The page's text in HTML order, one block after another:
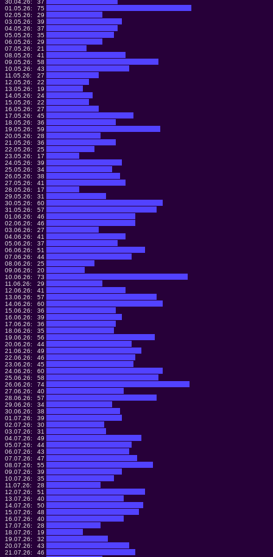
30.04.26:
37
01.05.26:
75
02.05.26:
29
03.05.26:
39
04.05.26:
37
05.05.26:
35
06.05.26:
29
07.05.26:
21
08.05.26:
41
09.05.26:
58
10.05.26:
43
11.05.26:
27
12.05.26:
22
13.05.26:
19
14.05.26:
24
15.05.26:
22
16.05.26:
27
17.05.26:
45
18.05.26:
36
19.05.26:
59
20.05.26:
28
21.05.26:
36
22.05.26:
25
23.05.26:
17
24.05.26:
39
25.05.26:
34
26.05.26:
38
27.05.26:
41
28.05.26:
17
29.05.26:
31
30.05.26:
60
31.05.26:
57
01.06.26:
46
02.06.26:
46
03.06.26:
27
04.06.26:
41
05.06.26:
37
06.06.26:
51
07.06.26:
44
08.06.26:
25
09.06.26:
20
10.06.26:
73
11.06.26:
29
12.06.26:
41
13.06.26:
57
14.06.26:
60
15.06.26:
36
16.06.26:
39
17.06.26:
36
18.06.26:
35
19.06.26:
56
20.06.26:
44
21.06.26:
49
22.06.26:
46
23.06.26:
45
24.06.26:
60
25.06.26:
58
26.06.26:
74
27.06.26:
40
28.06.26:
57
29.06.26:
34
30.06.26:
38
01.07.26:
39
02.07.26:
30
03.07.26:
31
04.07.26:
49
05.07.26:
44
06.07.26:
43
07.07.26:
47
08.07.26:
55
09.07.26:
39
10.07.26:
35
11.07.26:
28
12.07.26:
51
13.07.26:
40
14.07.26:
50
15.07.26:
48
16.07.26:
40
17.07.26:
28
18.07.26:
19
19.07.26:
32
20.07.26:
43
21.07.26:
46